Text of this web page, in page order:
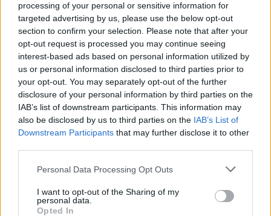
processing of your personal or sensitive information for
targeted advertising by us, please use the below opt-out
section to confirm your selection. Please note that after your
opt-out request is processed you may continue seeing
interest-based ads based on personal information utilized by
us or personal information disclosed to third parties prior to
your opt-out. You may separately opt-out of the further
disclosure of your personal information by third parties on the
IAB’s list of downstream participants. This information may
also be disclosed by us to third parties on the IAB’s List of
Downstream Participants that may further disclose it to other
Personal Data Processing Opt Outs
I want to opt-out of the Sharing of my
personal data.
Opted In
Θέσεις εργασίας
Θέσεις Εργασίας ανά Ειδικότητα
Θέσεις Εργασίας ανά Εταιρεία